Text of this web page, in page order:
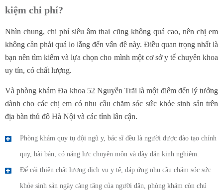
kiệm chi phí?
Nhìn chung, chi phí siêu âm thai cũng không quá cao, nên chị em
không cần phải quá lo lắng đến vấn đề này. Điều quan trọng nhất là
bạn nên tìm kiếm và lựa chọn cho mình một cơ sở y tế chuyên khoa
uy tín, có chất lượng.
Và phòng khám Đa khoa 52 Nguyễn Trãi là một điểm đến lý tưởng
dành cho các chị em có nhu cầu chăm sóc sức khỏe sinh sản trên
địa bàn thủ đô Hà Nội và các tỉnh lân cận.
Phòng khám quy tụ đội ngũ y, bác sĩ đều là người được đào tạo chính
quy, bài bản, có năng lực chuyên môn và dày dặn kinh nghiệm.
Để cải thiện chất lượng dịch vụ y tế, đáp ứng nhu cầu chăm sóc sức
khỏe sinh sản ngày càng tăng của người dân, phòng khám còn chú